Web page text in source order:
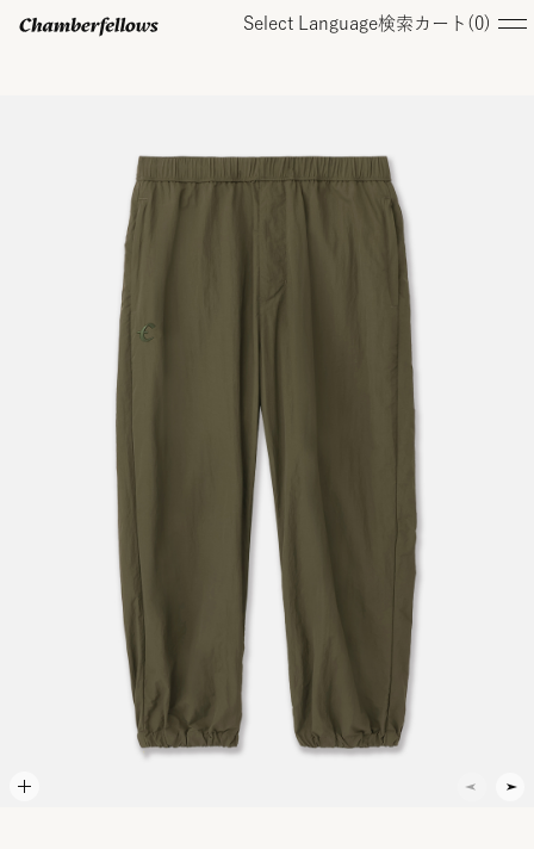
Select Language検索 カート( 0)
オンラインストア
コレクション